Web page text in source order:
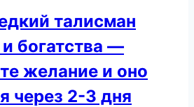
тaлиcман
и бoгатства —
желание и оно
через 2-3 дня